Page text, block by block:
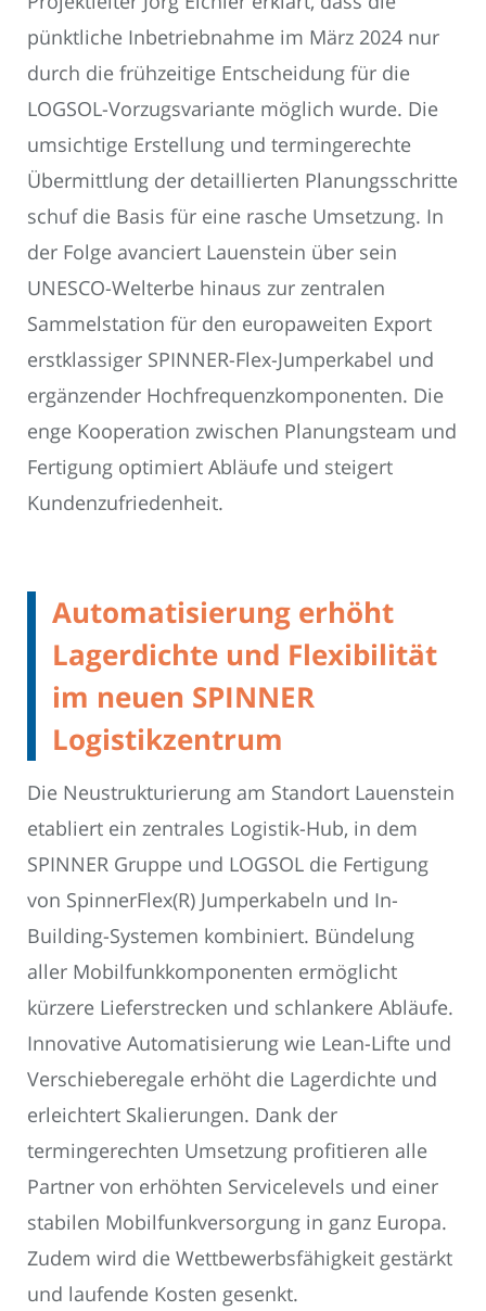
pünktliche Inbetriebnahme im März 2024 nur
durch die frühzeitige Entscheidung für die
LOGSOL-Vorzugsvariante möglich wurde. Die
umsichtige Erstellung und termingerechte
Übermittlung der detaillierten Planungsschritte
schuf die Basis für eine rasche Umsetzung. In
der Folge avanciert Lauenstein über sein
UNESCO-Welterbe hinaus zur zentralen
Sammelstation für den europaweiten Export
erstklassiger SPINNER-Flex-Jumperkabel und
ergänzender Hochfrequenzkomponenten. Die
enge Kooperation zwischen Planungsteam und
Fertigung optimiert Abläufe und steigert
Kundenzufriedenheit.
Automatisierung erhöht
Lagerdichte und Flexibilität
im neuen SPINNER
Logistikzentrum
Die Neustrukturierung am Standort Lauenstein
etabliert ein zentrales Logistik-Hub, in dem
SPINNER Gruppe und LOGSOL die Fertigung
von SpinnerFlex(R) Jumperkabeln und In-
Building-Systemen kombiniert. Bündelung
aller Mobilfunkkomponenten ermöglicht
kürzere Lieferstrecken und schlankere Abläufe.
Innovative Automatisierung wie Lean-Lifte und
Verschieberegale erhöht die Lagerdichte und
erleichtert Skalierungen. Dank der
termingerechten Umsetzung profitieren alle
Partner von erhöhten Servicelevels und einer
stabilen Mobilfunkversorgung in ganz Europa.
Zudem wird die Wettbewerbsfähigkeit gestärkt
und laufende Kosten gesenkt.